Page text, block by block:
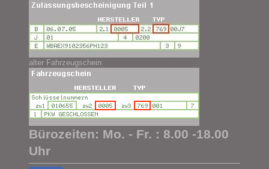
alter Fahrzeugschein
Bürozeiten: Mo. - Fr. : 8.00 -18.00
Uhr